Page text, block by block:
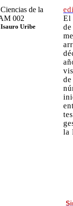
Isauro Uribe
El
la